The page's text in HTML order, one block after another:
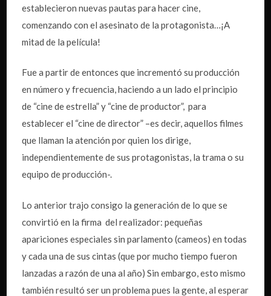
establecieron nuevas pautas para hacer cine,
comenzando con el asesinato de la protagonista…¡A
mitad de la película!
Fue a partir de entonces que incrementó su producción
en número y frecuencia, haciendo a un lado el principio
de “cine de estrella” y “cine de productor”, para
establecer el “cine de director” –es decir, aquellos filmes
que llaman la atención por quien los dirige,
independientemente de sus protagonistas, la trama o su
equipo de producción-.
Lo anterior trajo consigo la generación de lo que se
convirtió en la firma del realizador: pequeñas
apariciones especiales sin parlamento (cameos) en todas
y cada una de sus cintas (que por mucho tiempo fueron
lanzadas a razón de una al año) Sin embargo, esto mismo
también resultó ser un problema pues la gente, al esperar